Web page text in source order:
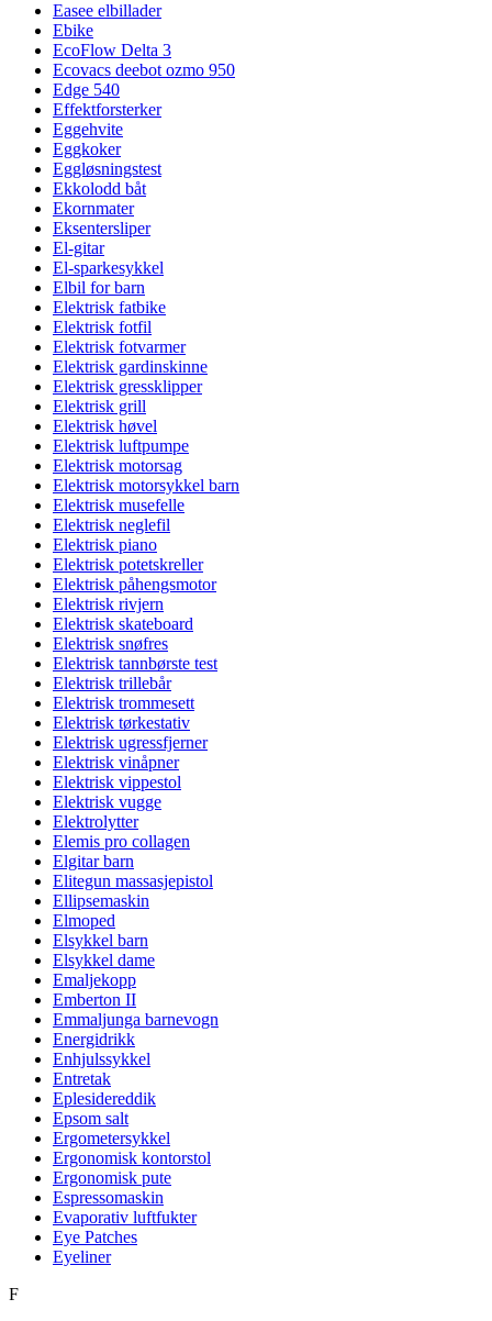
Easee elbillader
Ebike
EcoFlow Delta 3
Ecovacs deebot ozmo 950
Edge 540
Effektforsterker
Eggehvite
Eggkoker
Eggløsningstest
Ekkolodd båt
Ekornmater
Eksentersliper
El-gitar
El-sparkesykkel
Elbil for barn
Elektrisk fatbike
Elektrisk fotfil
Elektrisk fotvarmer
Elektrisk gardinskinne
Elektrisk gressklipper
Elektrisk grill
Elektrisk høvel
Elektrisk luftpumpe
Elektrisk motorsag
Elektrisk motorsykkel barn
Elektrisk musefelle
Elektrisk neglefil
Elektrisk piano
Elektrisk potetskreller
Elektrisk påhengsmotor
Elektrisk rivjern
Elektrisk skateboard
Elektrisk snøfres
Elektrisk tannbørste test
Elektrisk trillebår
Elektrisk trommesett
Elektrisk tørkestativ
Elektrisk ugressfjerner
Elektrisk vinåpner
Elektrisk vippestol
Elektrisk vugge
Elektrolytter
Elemis pro collagen
Elgitar barn
Elitegun massasjepistol
Ellipsemaskin
Elmoped
Elsykkel barn
Elsykkel dame
Emaljekopp
Emberton II
Emmaljunga barnevogn
Energidrikk
Enhjulssykkel
Entretak
Eplesidereddik
Epsom salt
Ergometersykkel
Ergonomisk kontorstol
Ergonomisk pute
Espressomaskin
Evaporativ luftfukter
Eye Patches
Eyeliner
F